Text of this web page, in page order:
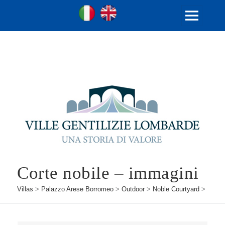
Ville Gentilizie Lombarde
Ita
MENU
Corte nobile – immagini
Villas > Palazzo Arese Borromeo >Outdoor > Noble Courtyard >